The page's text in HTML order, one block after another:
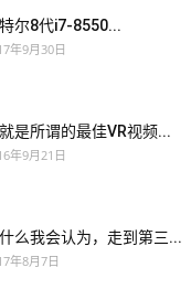
尔8代i7-8550...
年9月30日
是所谓的最佳VR视频...
年9月21日
么我会认为，走到第三...
年8月7日